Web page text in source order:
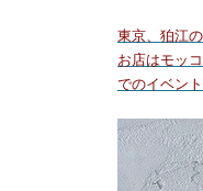
東京、狛江
お店はモッ
でのイベン